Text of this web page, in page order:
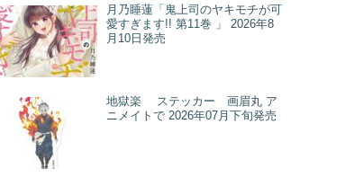
月乃睡蓮「鬼上司のヤキモチが可
愛すぎます!! 第11巻 」 2026年8
月10日発売
地獄楽 ステッカー 画眉丸 ア
ニメイトで 2026年07月下旬発売